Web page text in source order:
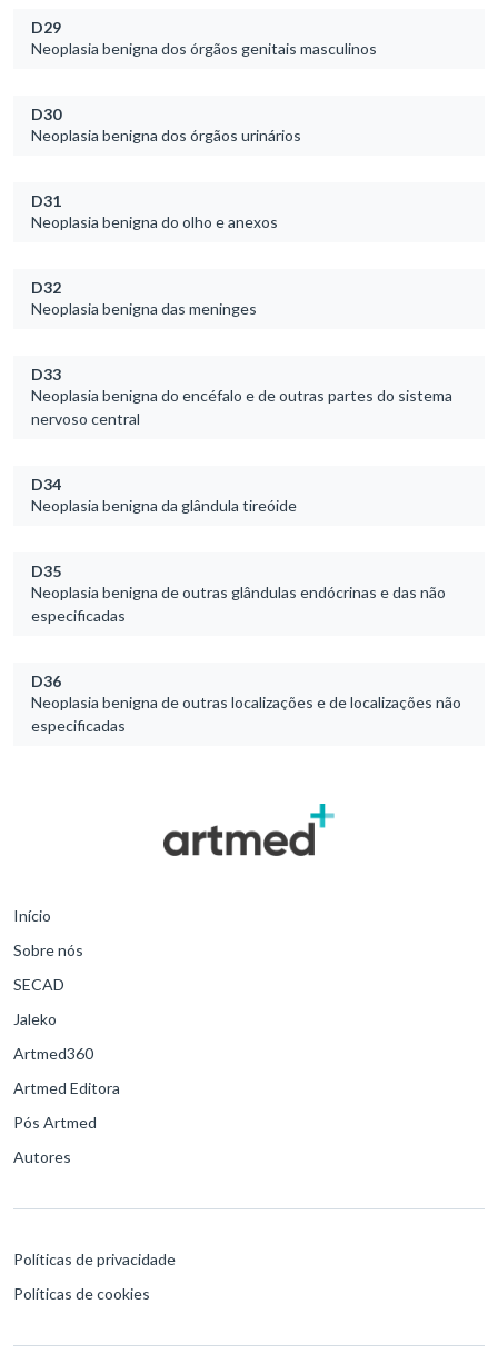
D29
Neoplasia benigna dos órgãos genitais masculinos
D30
Neoplasia benigna dos órgãos urinários
D31
Neoplasia benigna do olho e anexos
D32
Neoplasia benigna das meninges
D33
Neoplasia benigna do encéfalo e de outras partes do sistema
nervoso central
D34
Neoplasia benigna da glândula tireóide
D35
Neoplasia benigna de outras glândulas endócrinas e das não
especificadas
D36
Neoplasia benigna de outras localizações e de localizações não
especificadas
Início
Sobre nós
SECAD
Jaleko
Artmed360
Artmed Editora
Pós Artmed
Autores
Políticas de privacidade
Políticas de cookies